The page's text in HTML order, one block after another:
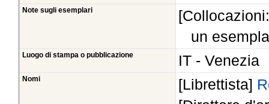
Note sugli esemplari
un
Luogo di stampa o pubblicazione IT - Venezia
Nomi [Librettista]